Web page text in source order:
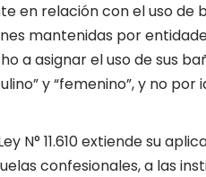
en relación con el uso de
mantenidas por
a asignar el uso de sus
y “femenino”, y no por
N° 11.610 extiende su
confesionales, a las